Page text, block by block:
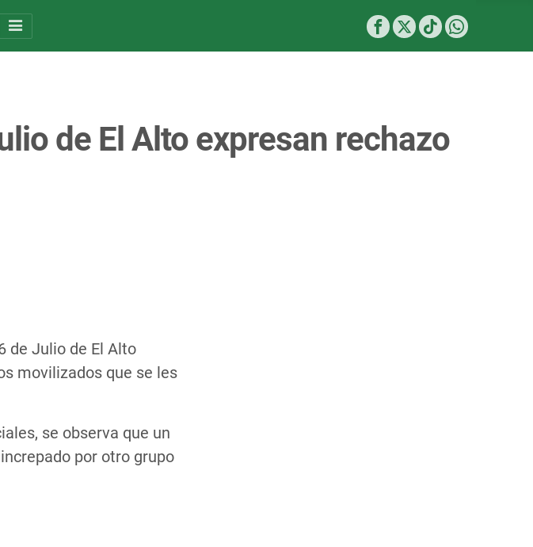
de El Alto expresan rechazo
de Julio de El Alto
movilizados que se les
se observa que un
por otro grupo